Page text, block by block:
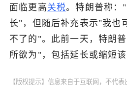
出海交流群
了解出海网
面临更高关税。特朗普称：
长"，但随后补充表示"我也
不了的"。此前一天，特朗
所欲为"，包括延长或缩短该
【版权提示】信息来自于互联网，不代